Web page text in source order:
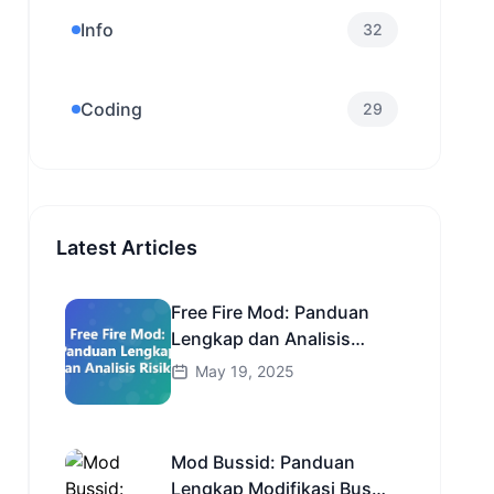
Info 32
Coding 29
Latest Articles
Free Fire Mod: Panduan
Lengkap dan Analisis
RisikoMay 19, 2025
Mod Bussid: Panduan
Lengkap Modifikasi Bus